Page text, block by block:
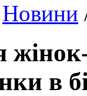
Новини
в